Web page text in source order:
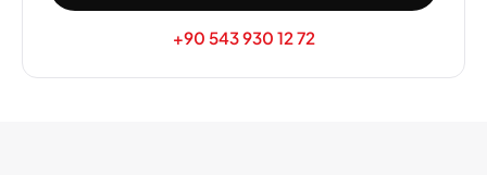
+90 543 930 12 72